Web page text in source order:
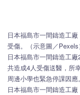
日本福島市一間鑄造工
受傷。（示意圖／Pexels
日本福島市一間鑄造工
共造成4人受傷送醫，所
周邊小學也緊急停課因應。
日本福島市一間鑄造工